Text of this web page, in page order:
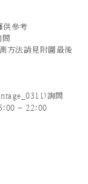
供參考
問
方法請見附圖最後
詢問
- 22:00